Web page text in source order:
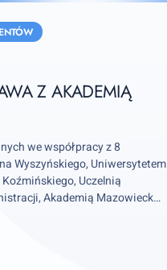
Z AKADEMIĄ
we współpracy z 8
Wyszyńskiego, Uniwersytetem
Uczelnią
Akademią Mazowiecką